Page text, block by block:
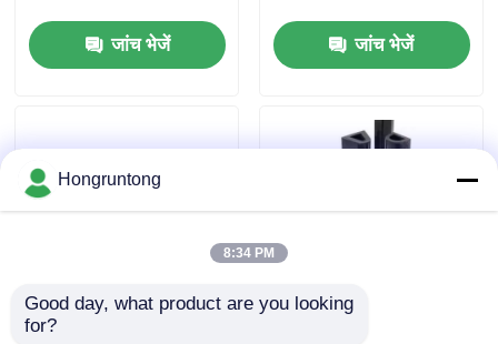
गुणवत्ता नियंत्रण
डॉक रबर फेंडर
वायवीय रबर फेंडर
जांच भेजें जांच भेजें
समुद्री रबर फेंडर उच्च प्रभाव
Hongruntong
8:34 PM
Good day, what product are you looking
for?